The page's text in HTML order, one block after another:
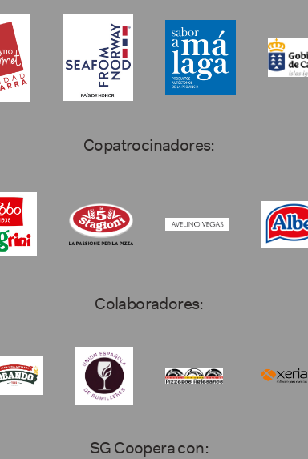
Copatrocinadores:
Colaboradores:
SG Coopera con: